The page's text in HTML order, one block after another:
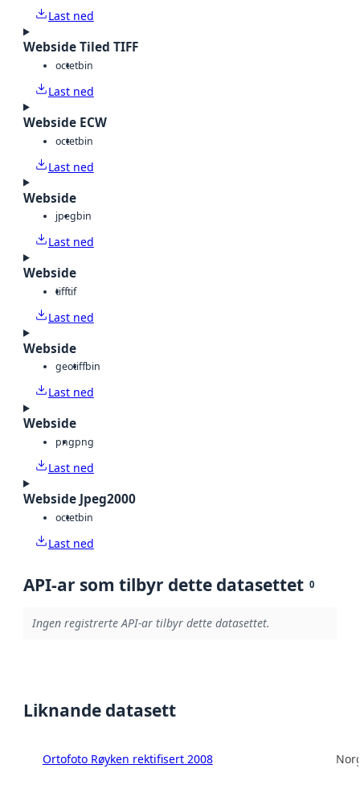
Last ned
Webside Tiled TIFF
octetbin
Last ned
Webside ECW
octetbin
Last ned
Webside
jpegbin
Last ned
Webside
tifftif
Last ned
Webside
geotiffbin
Last ned
Webside
pngpng
Last ned
Webside Jpeg2000
octetbin
Last ned
API-ar som tilbyr dette datasettet 0
Ingen registrerte API-ar tilbyr dette datasettet.
Liknande datasett
Ortofoto Røyken rektifisert 2008